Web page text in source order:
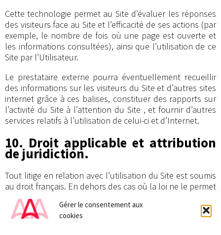
Gérer le consentement aux
cookies
Cette technologie permet au Site d’évaluer les réponses
des visiteurs face au Site et l’efficacité de ses actions (par
exemple, le nombre de fois où une page est ouverte et
les informations consultées), ainsi que l’utilisation de ce
Site par l’Utilisateur.
Le prestataire externe pourra éventuellement recueillir
des informations sur les visiteurs du Site et d’autres sites
internet grâce à ces balises, constituer des rapports sur
l’activité du Site à l’attention du Site , et fournir d’autres
services relatifs à l’utilisation de celui-ci et d’Internet.
10. Droit applicable et attribution
de juridiction.
Tout litige en relation avec l’utilisation du Site est soumis
au droit français. En dehors des cas où la loi ne le permet
pas, il est fait attribution exclusive de juridiction aux
tribunaux compétents de Strasbourg.